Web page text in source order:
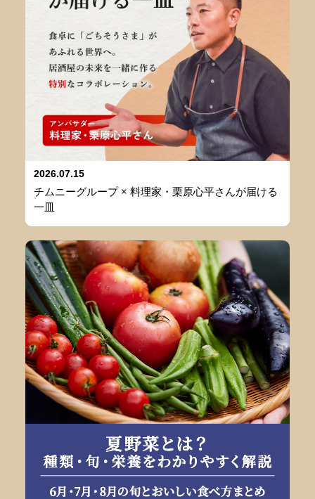
2026.07.15
チムニーグループ × 料理家・栗原心平さんが届ける
一皿